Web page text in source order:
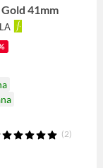
41mm
(2)